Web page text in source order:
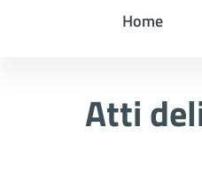
Home
Atti